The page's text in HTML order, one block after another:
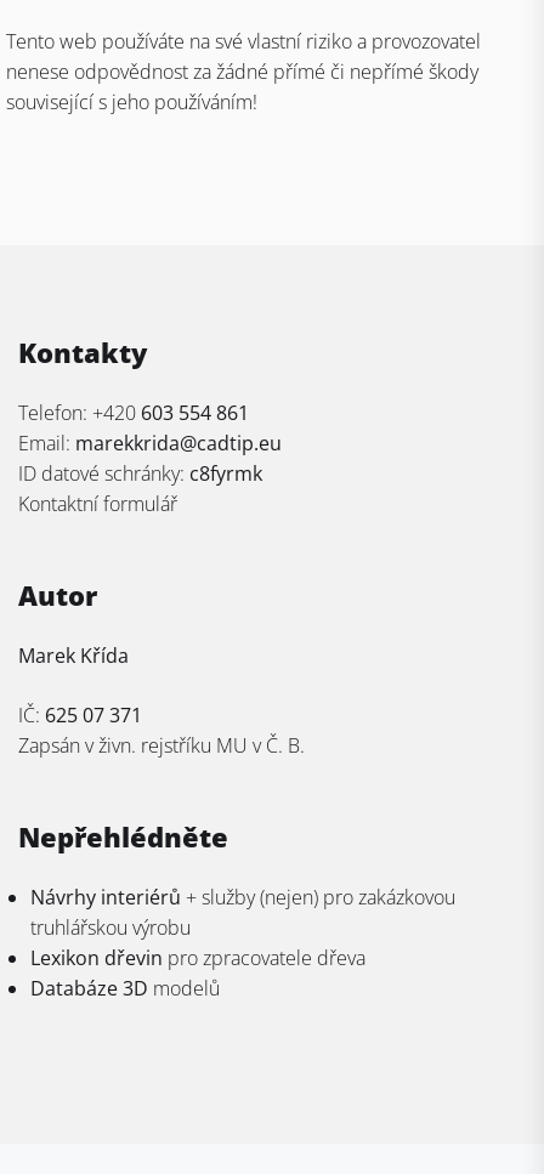
Tento web používáte na své vlastní riziko a provozovatel
nenese odpovědnost za žádné přímé či nepřímé škody
související s jeho používáním!
Kontakty
Telefon: +420 603 554 861
Email: marekkrida@cadtip.eu
ID datové schránky: c8fyrmk
Kontaktní formulář
Autor
Marek Křída
IČ: 625 07 371
Zapsán v živn. rejstříku MU v Č. B.
Nepřehlédněte
Návrhy interiérů + služby (nejen) pro zakázkovou
truhlářskou výrobu
Lexikon dřevin pro zpracovatele dřeva
Databáze 3D modelů